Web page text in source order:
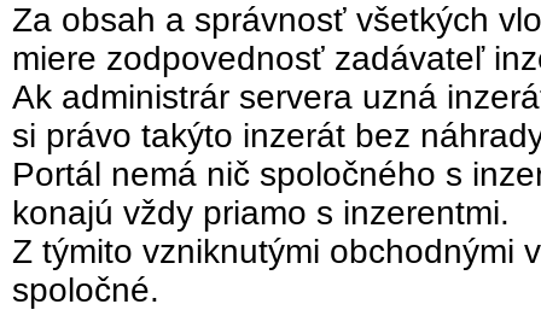
Za obsah a správnosť všetkých
miere zodpovednosť zadávateľ
Ak administrár servera uzná
si právo takýto inzerát bez
Portál nemá nič spoločného s
konajú vždy priamo s inzerentmi.
Z týmito vzniknutými obchodnými
spoločné.